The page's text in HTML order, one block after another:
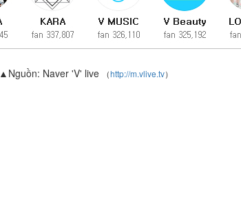
▲Nguồn: Naver 'V' live （http://m.vlive.tv）